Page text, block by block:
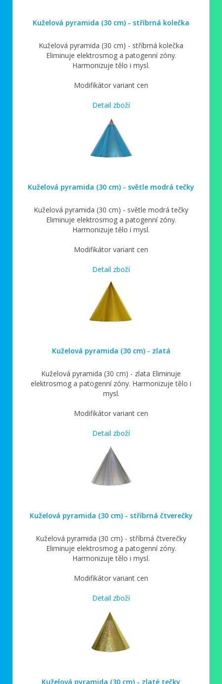
Kuželová pyramida (30 cm) - stříbrná kolečka
Kuželová pyramida (30 cm) - stříbrná kolečka
Eliminuje elektrosmog a patogenní zóny.
Harmonizuje tělo i mysl.
Modifikátor variant cen
Detail zboží
Kuželová pyramida (30 cm) - světle modrá tečky
Kuželová pyramida (30 cm) - světle modrá tečky
Eliminuje elektrosmog a patogenní zóny.
Harmonizuje tělo i mysl.
Modifikátor variant cen
Detail zboží
Kuželová pyramida (30 cm) - zlatá
Kuželová pyramida (30 cm) - zlata Eliminuje
elektrosmog a patogenní zóny. Harmonizuje tělo i
mysl.
Modifikátor variant cen
Detail zboží
Kuželová pyramida (30 cm) - stříbrná čtverečky
Kuželová pyramida (30 cm) - stříbrná čtverečky
Eliminuje elektrosmog a patogenní zóny.
Harmonizuje tělo i mysl.
Modifikátor variant cen
Detail zboží
Kuželová pyramida (30 cm) - zlaté tečky